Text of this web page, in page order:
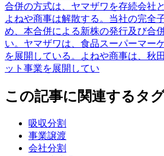
合併の方式は、ヤマザワを存続会社
よねや商事は解散する。当社の完全
め、本合併による新株の発行及び合
い。ヤマザワは、食品スーパーマー
を展開している。よねや商事は、秋
ット事業を展開してい
この記事に関連するタ
吸収分割
事業譲渡
会社分割